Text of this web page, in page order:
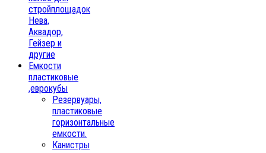
стройплощадок
Нева,
Аквадор,
Гейзер и
другие
Емкости
пластиковые
,еврокубы
Резервуары,
пластиковые
горизонтальные
емкости.
Канистры